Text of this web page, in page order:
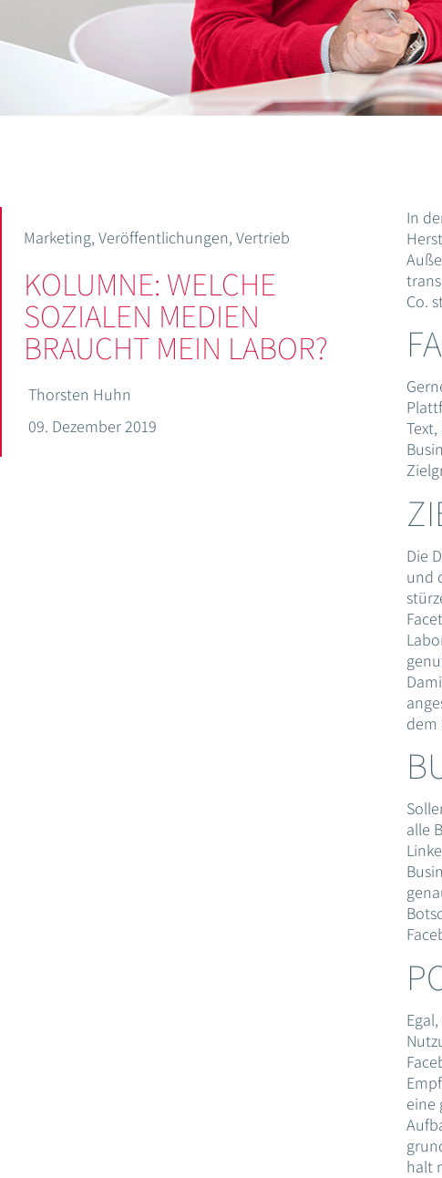
Marketing, Veröffentlichungen, Vertrieb
KOLUMNE: WELCHE
SOZIALEN MEDIEN
BRAUCHT MEIN LABOR?
Thorsten Huhn
09. Dezember 2019
In
Co.
Die
und
dem
alle
eine
halt